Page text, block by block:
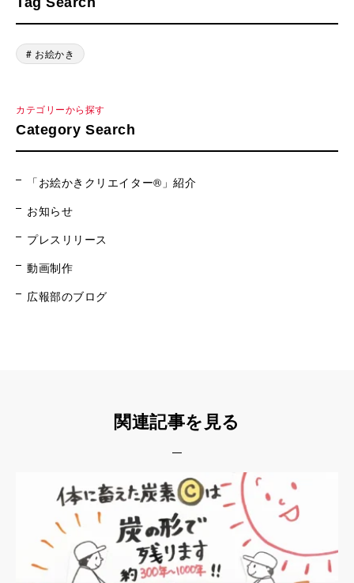
# お絵かき
カテゴリーから探す
Category Search
「お絵かきクリエイター®」紹介
お知らせ
プレスリリース
動画制作
広報部のブログ
関連記事を見る